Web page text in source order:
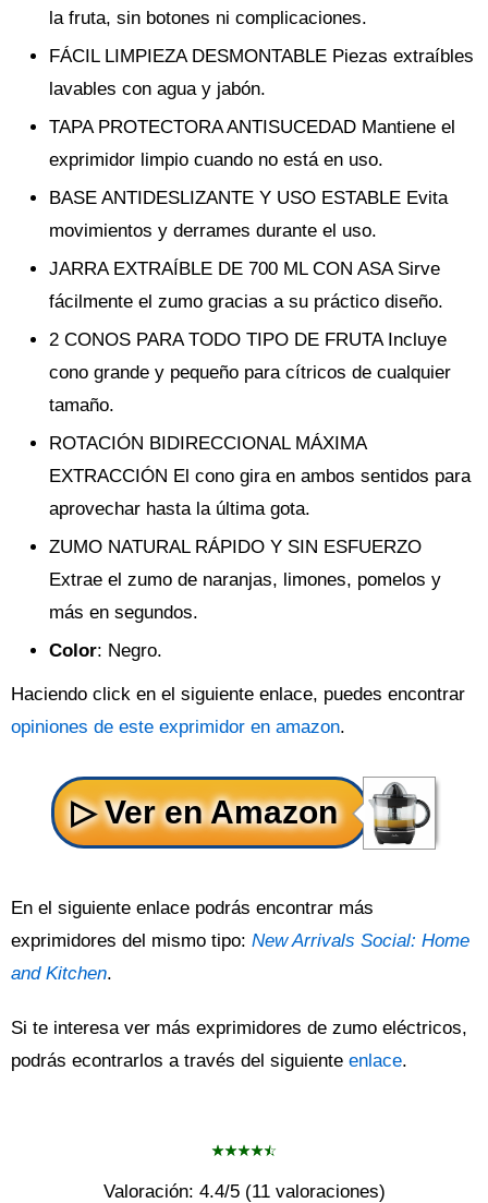
la fruta, sin botones ni complicaciones.
FÁCIL LIMPIEZA DESMONTABLE Piezas extraíbles
lavables con agua y jabón.
TAPA PROTECTORA ANTISUCEDAD Mantiene el
exprimidor limpio cuando no está en uso.
BASE ANTIDESLIZANTE Y USO ESTABLE Evita
movimientos y derrames durante el uso.
JARRA EXTRAÍBLE DE 700 ML CON ASA Sirve
fácilmente el zumo gracias a su práctico diseño.
2 CONOS PARA TODO TIPO DE FRUTA Incluye
cono grande y pequeño para cítricos de cualquier
tamaño.
ROTACIÓN BIDIRECCIONAL MÁXIMA
EXTRACCIÓN El cono gira en ambos sentidos para
aprovechar hasta la última gota.
ZUMO NATURAL RÁPIDO Y SIN ESFUERZO
Extrae el zumo de naranjas, limones, pomelos y
más en segundos.
Color: Negro.
Haciendo click en el siguiente enlace, puedes encontrar
opiniones de este exprimidor en amazon.
En el siguiente enlace podrás encontrar más
exprimidores del mismo tipo: New Arrivals Social: Home
and Kitchen.
Si te interesa ver más exprimidores de zumo eléctricos,
podrás econtrarlos a través del siguiente enlace.
Valoración: 4.4/5 (11valoraciones)